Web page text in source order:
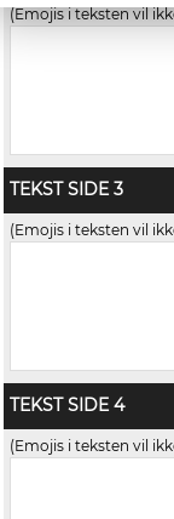
(Emojis i teksten vil
TEKST SIDE 3
(Emojis i teksten vil
TEKST SIDE 4
(Emojis i teksten vil